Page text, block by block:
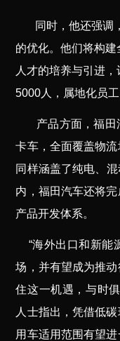
同时，他还强调
的优化。他们将构
人才的培养与引进
5000人，属地化员
产品方面，福
卡车，全面覆盖物
同样涵盖了纯电、
内，福田汽车还将
产品开发体系。
“海外出口和新能
场，并有望成为推
住这一机遇，与时
人士指出，凭借低
用车适用范围有望